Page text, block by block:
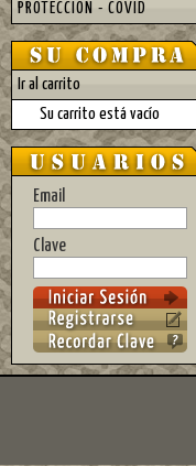
PROTECCION - COVID
Ir al carrito
Su carrito está vacío
Email
Clave